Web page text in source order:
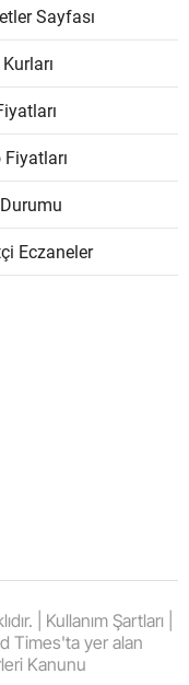
Sayfası
Eczaneler
| Kullanım Şartları |
Times'ta yer alan
Kanunu